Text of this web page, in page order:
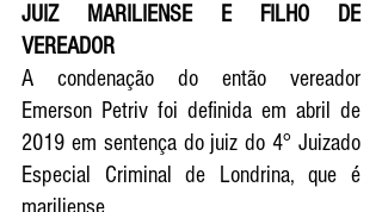
JUIZ MARILIENSE E FILHO DE
Emerson Petriv foi definida em abril de
2019 em sentença do juiz do 4° Juizado
Especial Criminal de Londrina, que é